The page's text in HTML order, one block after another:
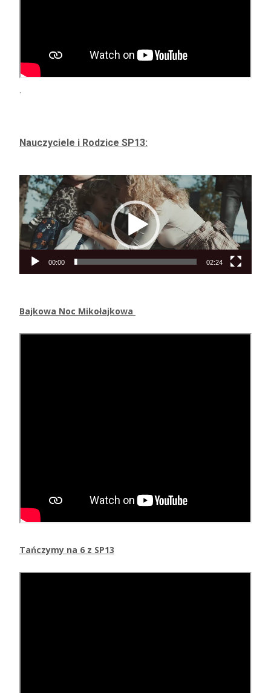
.
Nauczyciele i Rodzice SP13:
Odtwarzacz
video
00:00 02:24
Bajkowa Noc Mikołajkowa
Tańczymy na 6 z SP13